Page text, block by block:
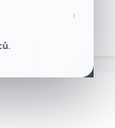
›